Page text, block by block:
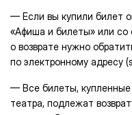
— Если вы купили билет
«Афиша и билеты» или со
о возврате нужно
по электронному адресу
— Все билеты, купленные
театра, подлежат